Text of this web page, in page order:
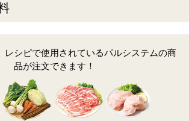
レシピで使用されているパルシステムの商
品が注文できます！